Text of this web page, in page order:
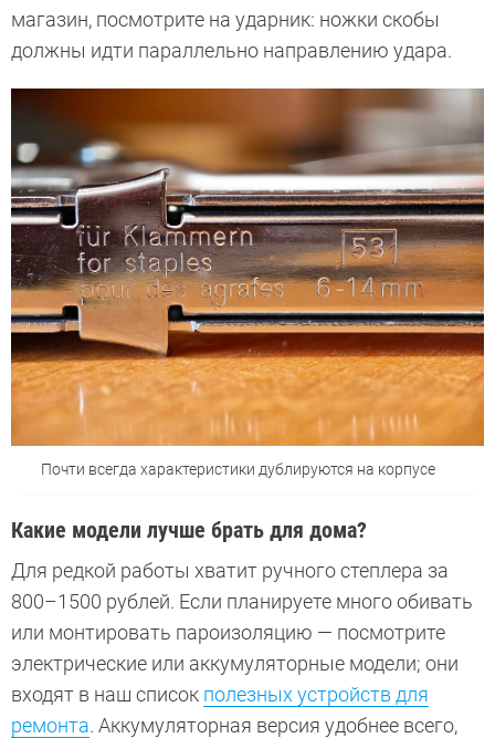
магазин, посмотрите на ударник: ножки скобы
должны идти параллельно направлению удара.
Почти всегда характеристики дублируются на корпусе
Какие модели лучше брать для дома?
Для редкой работы хватит ручного степлера за
800–1500 рублей. Если планируете много обивать
или монтировать пароизоляцию — посмотрите
электрические или аккумуляторные модели; они
входят в наш список полезных устройств для
ремонта. Аккумуляторная версия удобнее всего,